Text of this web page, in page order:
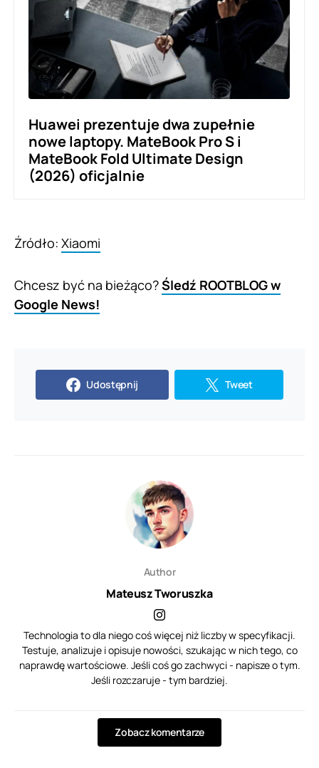
Huawei prezentuje dwa zupełnie
nowe laptopy. MateBook Pro S i
MateBook Fold Ultimate Design
(2026) oficjalnie
Źródło: Xiaomi
Chcesz być na bieżąco?Śledź ROOTBLOG w
Google News!
Udostępnij Tweet
Author
Mateusz Tworuszka
Technologia to dla niego coś więcej niż liczby w specyfikacji.
Testuje, analizuje i opisuje nowości, szukając w nich tego, co
naprawdę wartościowe. Jeśli coś go zachwyci - napisze o tym.
Jeśli rozczaruje - tym bardziej.
Zobacz komentarze